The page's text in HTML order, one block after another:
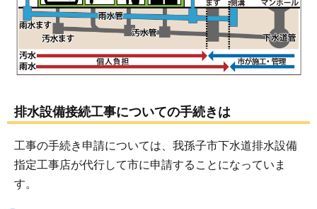
排水設備接続工事についての手続きは
工事の手続き申請については、我孫子市下水道排水設備
指定工事店が代行して市に申請することになっていま
す。